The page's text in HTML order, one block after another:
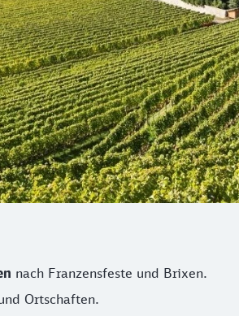
nach Franzensfeste und Brixen.
Ortschaften.